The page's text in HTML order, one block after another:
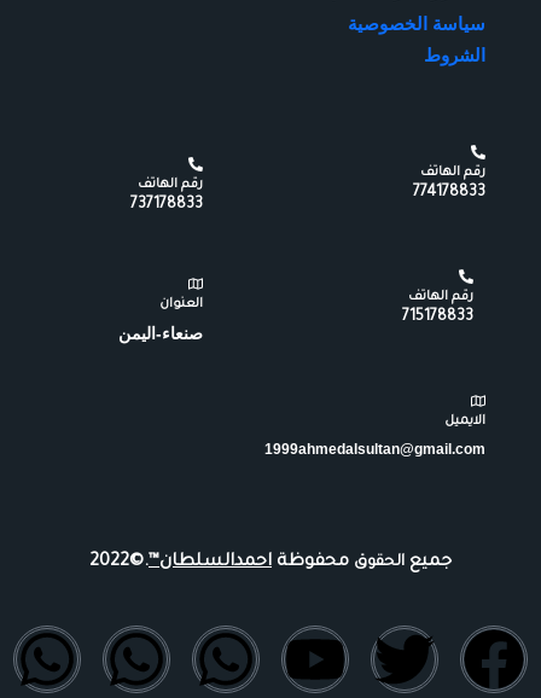
سياسة الخصوصية
الشروط
رقم الهاتف
774178833 رقم الهاتف
737178833
رقم الهاتف
715178833
العنوان
صنعاء-اليمن
الايميل
1999ahmedalsultan@gmail.com
جميع الحقوق محفوظة احمدالسلطان™.©2022
F
T
Y
W
W T
I